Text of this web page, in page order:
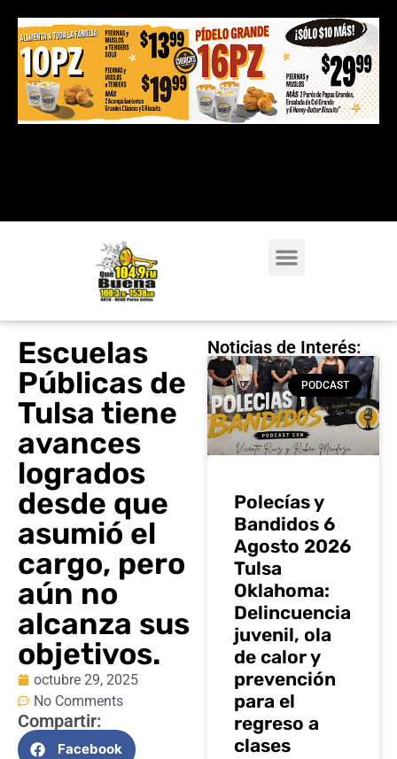
Escuelas
Públicas de
Tulsa tiene
avances
logrados
desde que
asumió el
cargo, pero
aún no
alcanza sus
objetivos.
octubre 29, 2025
No Comments
Compartir:
Facebook
Noticias de Interés:
PODCAST
Polecías y
Bandidos 6
Agosto 2026
Tulsa
Oklahoma:
Delincuencia
juvenil, ola
de calor y
prevención
para el
regreso a
clases